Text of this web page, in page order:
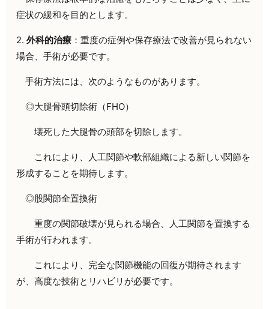
症状の緩和を目的とします。
2.外科的治療 ：重度の症例や保存療法で改善が見られない
場合、手術が必要です。
手術方法には、次のようなものがあります。
◎大腿骨頭切除術（FHO）
壊死した大腿骨の頭部を切除します。
これにより、人工関節や軟部組織による新しい関節を
形成することを期待します。
◎股関節全置換術
重度の関節破壊が見られる場合、人工関節を置換する
手術が行われます。
これにより、完全な関節機能の回復が期待されます
が、高度な技術とリハビリが必要です。